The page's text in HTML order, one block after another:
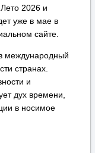
Лето 2026 и
уже в мае в
сайте.
международный
странах.
и
дух времени,
в носимое